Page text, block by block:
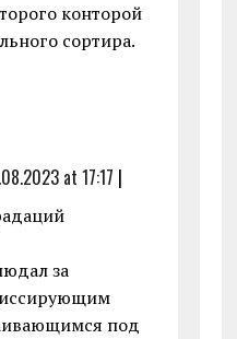
конторой
сортира.
at 17:17 |
за
под